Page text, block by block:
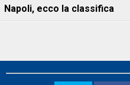
Napoli, ecco la classifica